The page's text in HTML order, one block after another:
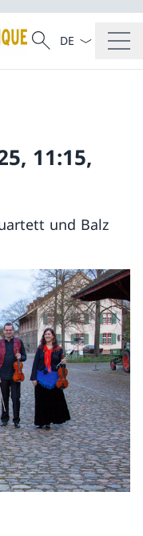
Recherche
Recherche
La langue
11:15,
und Balz